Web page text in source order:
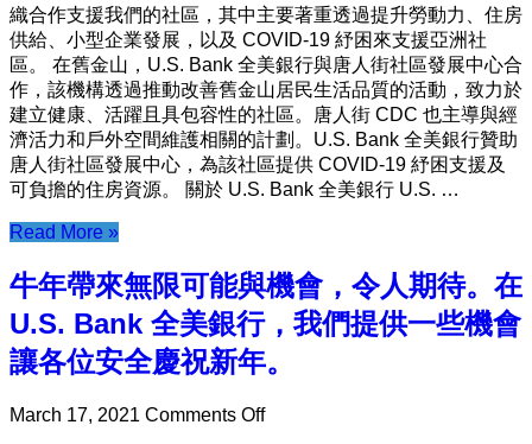
一
些
機
會
讓
各
位
安
新
年。
織合作支援我們的社區，其中主要著重透過提升勞動力、住房
供給、小型企業發展，以及 COVID-19 紓困來支援亞洲社
區。 在舊金山，U.S. Bank 全美銀行與唐人街社區發展中心合
作，該機構透過推動改善舊金山居民生活品質的活動，致力於
建立健康、活躍且具包容性的社區。唐人街 CDC 也主導與經
濟活力和戶外空間維護相關的計劃。U.S. Bank 全美銀行贊助
唐人街社區發展中心，為該社區提供 COVID-19 紓困支援及
可負擔的住房資源。 關於 U.S. Bank 全美銀行 U.S. …
Read More »
牛年帶來無限可能與機會，令人期待。在
U.S. Bank 全美銀行，我們提供一些機會
讓各位安全慶祝新年。
March 17, 2021 Comments Offon